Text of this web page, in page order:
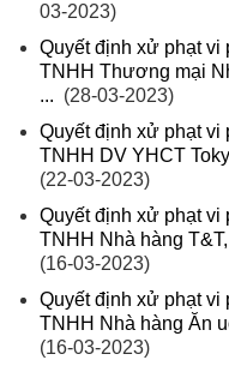
03-2023)
Quyết định xử phạt vi
TNHH Thương mại
... (28-03-2023)
Quyết định xử phạt vi
TNHH DV YHCT
(22-03-2023)
Quyết định xử phạt vi
TNHH Nhà hàng
(16-03-2023)
Quyết định xử phạt vi
TNHH Nhà hàng Ăn
(16-03-2023)